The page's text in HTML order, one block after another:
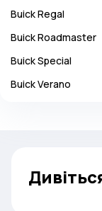
BuickRegal
BuickRoadmaster
BuickSpecial
BuickVerano